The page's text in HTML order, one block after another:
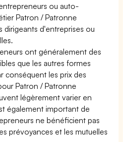
ou auto-
Patron / Patronne
dirigeants d'entreprises ou
ont généralement des
que les autres formes
conséquent les prix des
Patron / Patronne
légèrement varier en
également important de
ne bénéficient pas
prévoyances et les mutuelles